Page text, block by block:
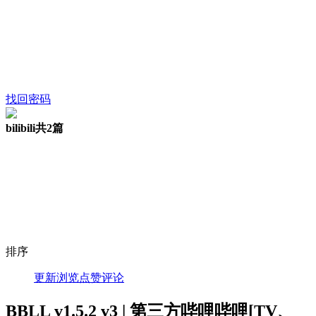
找回密码
bilibili共2篇
排序
更新浏览点赞评论
BBLL v1.5.2 v3 | 第三方哔哩哔哩[TV、